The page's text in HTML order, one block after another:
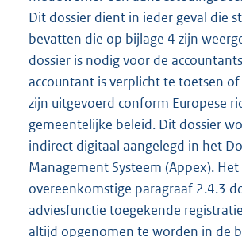
Dit dossier dient in ieder geval die
bevatten die op bijlage 4 zijn
dossier is nodig voor de
accountant is verplicht te toetsen
zijn uitgevoerd conform Europese
gemeentelijke beleid. Dit dossier
indirect digitaal aangelegd in het
Management Systeem (Appex). Het
overeenkomstige paragraaf 2.4.3
adviesfunctie toegekende
altijd opgenomen te worden in de